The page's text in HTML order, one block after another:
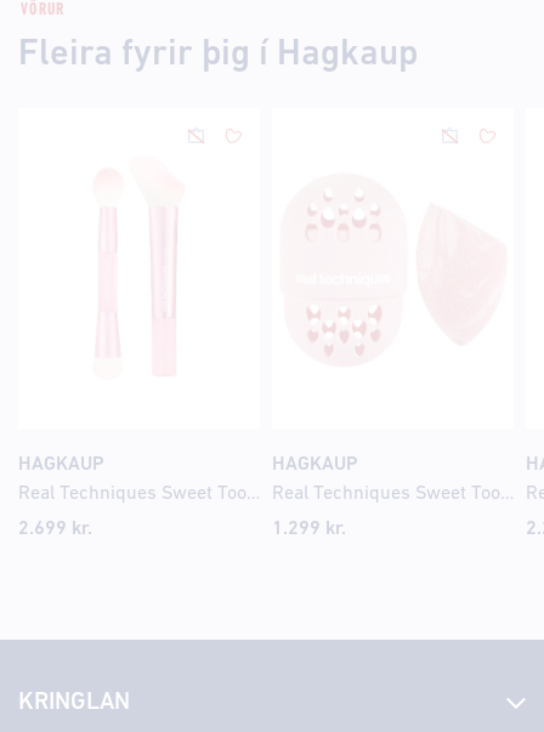
VÖRUR
Fleira fyrir þig í Hagkaup
HAGKAUP
Real Techniques Sweet Tooth Sugar Glaze Brush Duo
2.699 kr.
HAGKAUP
Real Techniques Sweet Tooth Batter Up Base MCS+Case
1.299 kr.
KRINGLAN